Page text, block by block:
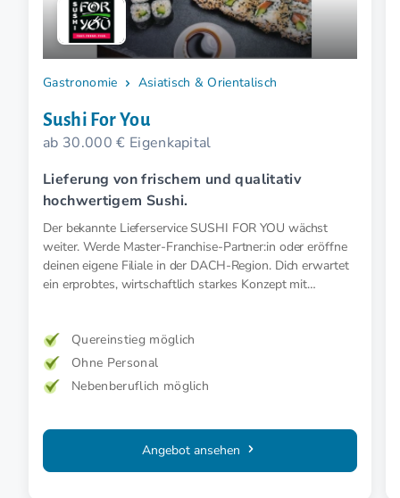
Gastronomie Asiatisch & Orientalisch
Sushi For You
ab 30.000 € Eigenkapital
Lieferung von frischem und qualitativ
hochwertigem Sushi.
Der bekannte Lieferservice SUSHI FOR YOU wächst
weiter. Werde Master-Franchise-Partner:in oder eröffne
deinen eigene Filiale in der DACH-Region. Dich erwartet
ein erprobtes, wirtschaftlich starkes Konzept mit
Quereinstieg möglich
Ohne Personal
Nebenberuflich möglich
Angebot ansehen